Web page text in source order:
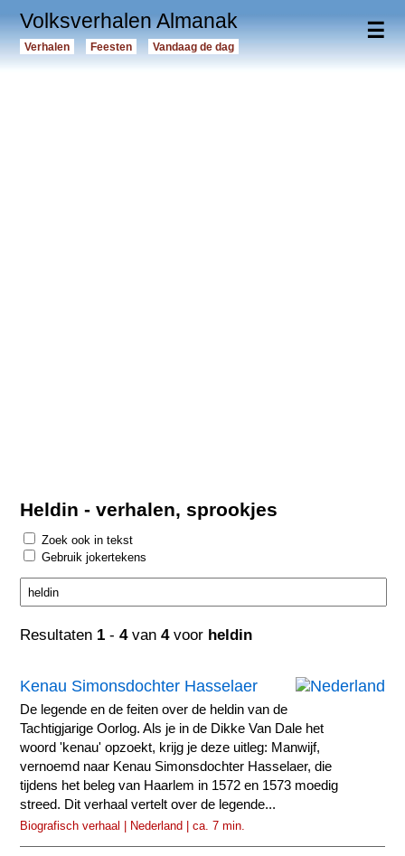
☰
Volksverhalen Almanak
Verhalen Feesten Vandaag de dag
Heldin - verhalen, sprookjes
Zoek ook in tekst
Gebruik jokertekens
Resultaten 1 -4van4voor heldin
Kenau Simonsdochter Hasselaer
De legende en de feiten over de heldin van de
Tachtigjarige Oorlog. Als je in de Dikke Van Dale het
woord 'kenau' opzoekt, krijg je deze uitleg: Manwijf,
vernoemd naar Kenau Simonsdochter Hasselaer, die
tijdens het beleg van Haarlem in 1572 en 1573 moedig
streed. Dit verhaal vertelt over de legende...
Biografisch verhaal | Nederland | ca. 7 min.